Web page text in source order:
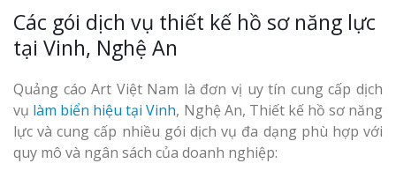
Các gói dịch vụ thiết kế hồ sơ năng lực
tại Vinh, Nghệ An
Quảng cáo Art Việt Nam là đơn vị uy tín cung cấp dịch
vụ làm biển hiệu tại Vinh, Nghệ An, Thiết kế hồ sơ năng
lực và cung cấp nhiều gói dịch vụ đa dạng phù hợp với
quy mô và ngân sách của doanh nghiệp: